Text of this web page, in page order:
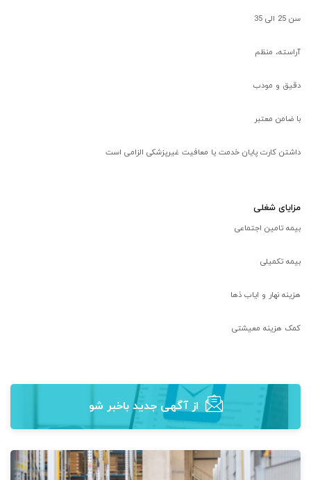
سن 25 الی 35
آراسته، منظم
دقیق و مودب
با ضامن معتبر
داشتن کارت پایان خدمت یا معافیت غیرپزشکی الزامی است
مزایای شغلی
بیمه تامین اجتماعی
بیمه تکمیلی
هزینه نهار و ایاب ذها
کمک هزینه معیشتی
از آگهی‌ جدید باخبر شو